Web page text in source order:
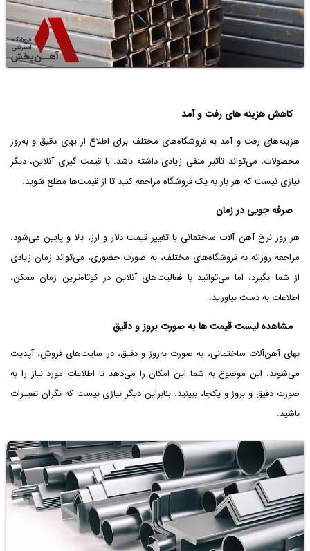
کاهش هزینه‌ های رفت و آمد
هزینه‌های رفت و آمد به فروشگاه‌های مختلف برای اطلاع از بهای دقیق و به‌روز
محصولات، می‌تواند تأثیر منفی زیادی داشته باشد. با قیمت گیری آنلاین، دیگر
نیازی نیست که هر بار به یک فروشگاه مراجعه کنید تا از قیمت‌ها مطلع شوید.
صرفه جویی در زمان
هر روز نرخ آهن آلات ساختمانی با تغییر قیمت دلار و ارز، بالا و پایین می‌شود.
مراجعه روزانه به فروشگاه‌های مختلف، به صورت حضوری، می‌تواند زمان زیادی
از شما بگیرد، اما می‌توانید با فعالیت‌های آنلاین در کوتاه‌ترین زمان ممکن،
اطلاعات به دست بیاورید.
مشاهده لیست قیمت ها به صورت بروز و دقیق
بهای آهن‌آلات ساختمانی، به صورت به‌روز و دقیق، در سایت‌های فروش، آپدیت
می‌شوند. این موضوع به شما این امکان را می‌دهد تا اطلاعات مورد نیاز را به
صورت دقیق و بروز و یکجا، ببینید. بنابراین دیگر نیازی نیست که نگران تغییرات
باشید.